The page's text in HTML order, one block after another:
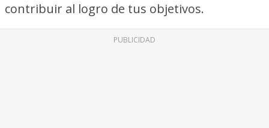
contribuir al logro de tus objetivos.
PUBLICIDAD